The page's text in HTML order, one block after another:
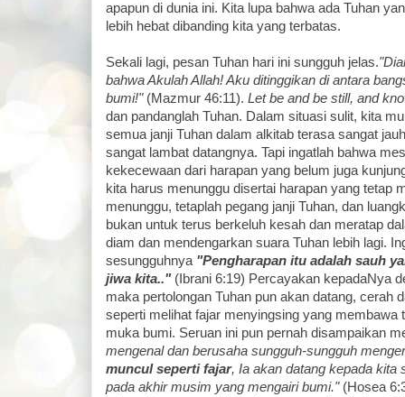
apapun di dunia ini. Kita lupa bahwa ada Tuhan
lebih hebat dibanding kita yang terbatas.
Sekali lagi, pesan Tuhan hari ini sungguh jelas.
bahwa Akulah Allah! Aku ditinggikan di antara
bumi!"(Mazmur 46:11). Let be and be still, and
dan pandanglah Tuhan. Dalam situasi sulit, kita
semua janji Tuhan dalam alkitab terasa sangat
sangat lambat datangnya. Tapi ingatlah bahwa
kekecewaan dari harapan yang belum juga
kita harus menunggu disertai harapan yang tetap
menunggu, tetaplah pegang janji Tuhan, dan
bukan untuk terus berkeluh kesah dan meratap
diam dan mendengarkan suara Tuhan lebih lagi.
sesungguhnya "Pengharapan itu adalah sauh
jiwa kita.."(Ibrani 6:19) Percayakan kepadaNya
maka pertolongan Tuhan pun akan datang, cerah
seperti melihat fajar menyingsing yang membawa
muka bumi. Seruan ini pun pernah disampaikan
mengenal dan berusaha sungguh-sungguh
muncul seperti fajar, Ia akan datang kepada kita
pada akhir musim yang mengairi bumi."(Hosea